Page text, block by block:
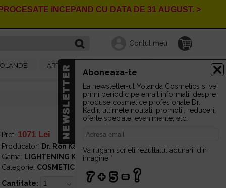
INCEPAND CU DATA DE31 AUGUST. >
Contul meu
ARTICOLE
Pret: 1071 Lei IN STOC
Producator: Dr. Ron Kadir Laboratories Ltd.
Gama: LIGHTENING KIT
Categorie: COSMETICE DEPIGMENTARE
Cantitate:
Aboneaza-te
La newsletter-ul Yolanda Cosmetics si vei
primi periodic pe email informatii despre
produse cosmetice profesionale Dr.
Kadir, ultimele noutati, promotii, reduceri,
oferte speciale, evenimente, etc.
Va rugam scrieti rezultatul adunarii din
imagine *